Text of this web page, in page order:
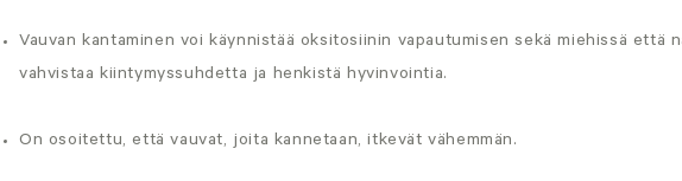
Vauvan kantaminen voi käynnistää oksitosiinin vapautumisen sekä miehissä että
vahvistaa kiintymyssuhdetta ja henkistä hyvinvointia.
On osoitettu, että vauvat, joita kannetaan, itkevät vähemmän.